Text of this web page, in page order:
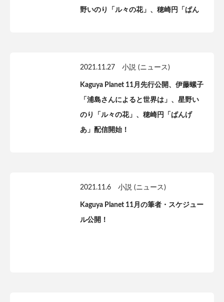
野いのり「ル々の花」、穂崎円「ぱん
2021.11.27 小説 (ニュース)
Kaguya Planet 11月先行公開、伊藤螺子
「浦島さんによると世界は」、星野い
のり「ル々の花」、穂崎円「ぱんげ
あ」配信開始！
2021.11.6 小説 (ニュース)
Kaguya Planet 11月の筆者・スケジュー
ル公開！